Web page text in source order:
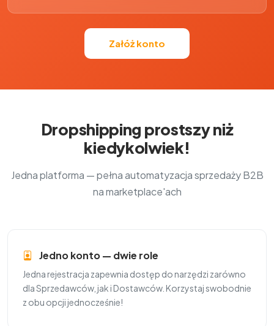
Załóż konto
Dropshipping prostszy niż
kiedykolwiek!
Jedna platforma — pełna automatyzacja sprzedaży B2B
na marketplace'ach
Jedno konto — dwie role
Jedna rejestracja zapewnia dostęp do narzędzi zarówno
dla Sprzedawców, jak i Dostawców. Korzystaj swobodnie
z obu opcji jednocześnie!